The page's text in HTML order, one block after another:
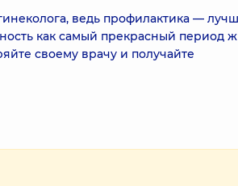
ведь профилактика —
как самый прекрасный период
своему врачу и получайте